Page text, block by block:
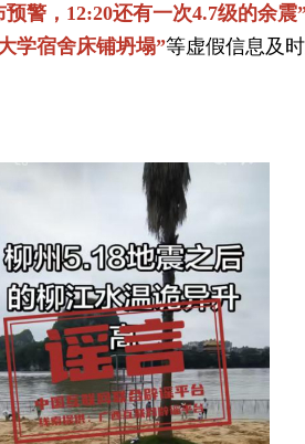
预警，12:20还有一次4.7级的余
学宿舍床铺坍塌”等虚假信息及